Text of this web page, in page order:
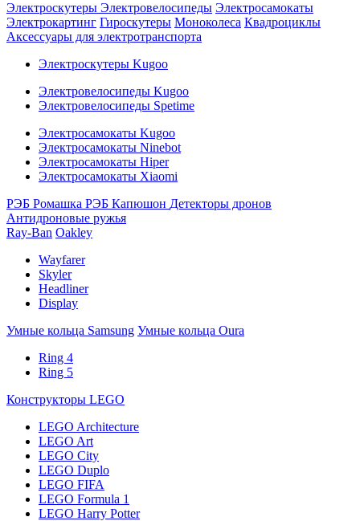
Электроскутеры Электровелосипеды Электросамокаты
Электрокартинг Гироскутеры Моноколеса Квадроциклы
Аксессуары для электротранспорта
Электроскутеры Kugoo
Электровелосипеды Kugoo
Электровелосипеды Spetime
Электросамокаты Kugoo
Электросамокаты Ninebot
Электросамокаты Hiper
Электросамокаты Xiaomi
РЭБ Ромашка РЭБ Капюшон Детекторы дронов
Антидроновые ружья
Ray-Ban Oakley
Wayfarer
Skyler
Headliner
Display
Умные кольца Samsung Умные кольца Oura
Ring 4
Ring 5
Конструкторы LEGO
LEGO Architecture
LEGO Art
LEGO City
LEGO Duplo
LEGO FIFA
LEGO Formula 1
LEGO Harry Potter